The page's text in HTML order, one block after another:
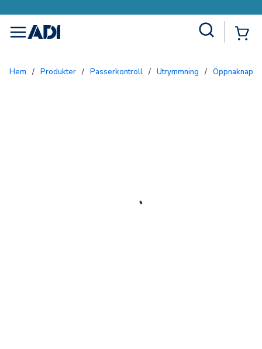
menu
Hem / Produkter / Passerkontroll / Utrymmning /